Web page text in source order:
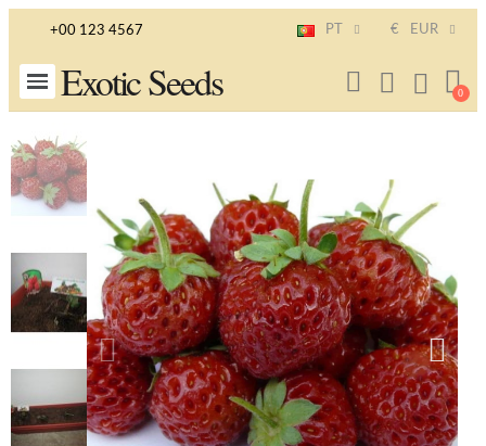
+00 123 4567 PT € EUR
Exotic Seeds